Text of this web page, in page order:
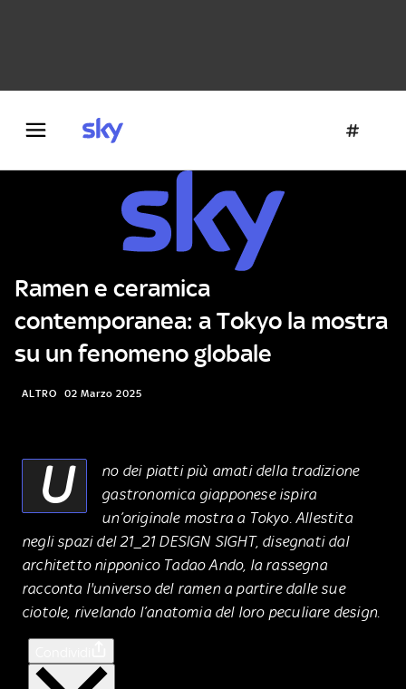
Ramen e ceramica
contemporanea: a Tokyo la mostra
su un fenomeno globale
ALTRO 02 Marzo 2025
U
no dei piatti più amati della tradizione
gastronomica giapponese ispira
un’originale mostra a Tokyo. Allestita
negli spazi del 21_21 DESIGN SIGHT, disegnati dal
architetto nipponico Tadao Ando, la rassegna
racconta l'universo del ramen a partire dalle sue
ciotole, rivelando l’anatomia del loro peculiare design.